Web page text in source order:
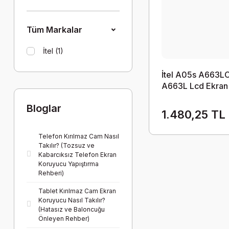
Tüm Markalar
İtel (1)
Bloglar
Telefon Kırılmaz Cam Nasıl
Takılır? (Tozsuz ve
Kabarcıksız Telefon Ekran
Koruyucu Yapıştırma
Rehberi)
Tablet Kırılmaz Cam Ekran
Koruyucu Nasıl Takılır?
(Hatasız ve Baloncuğu
Önleyen Rehber)
İtel A05s
A663L Lcd Ekran
1.480,25 TL